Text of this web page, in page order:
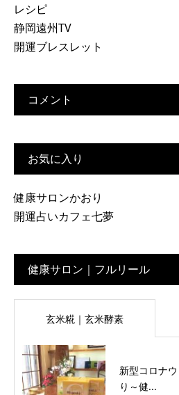
レシピ
静岡遠州TV
開運ブレスレット
コメント
お気に入り
健康サロンかおり
開運占いカフェ七夢
健康サロン｜フルリール
玄米糀｜玄米酵素
新型コロナ
り～健...